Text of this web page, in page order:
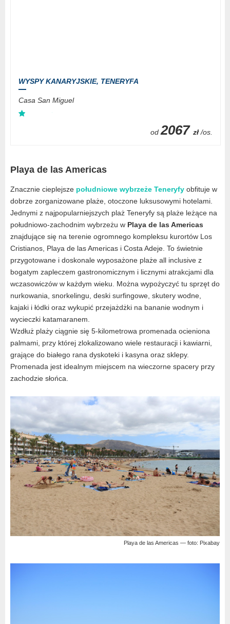
WYSPY KANARYJSKIE, TENERYFA
Casa San Miguel
od 2067 zł /os.
Playa de las Americas
Znacznie cieplejsze południowe wybrzeże Teneryfy obfituje w
dobrze zorganizowane plaże, otoczone luksusowymi hotelami.
Jednymi z najpopularniejszych plaż Teneryfy są plaże leżące na
południowo-zachodnim wybrzeżu w Playa de las Americas
znajdujące się na terenie ogromnego kompleksu kurortów Los
Cristianos, Playa de las Americas i Costa Adeje. To świetnie
przygotowane i doskonale wyposażone plaże all inclusive z
bogatym zapleczem gastronomicznym i licznymi atrakcjami dla
wczasowiczów w każdym wieku. Można wypożyczyć tu sprzęt do
nurkowania, snorkelingu, deski surfingowe, skutery wodne,
kajaki i łódki oraz wykupić przejażdżki na bananie wodnym i
wycieczki katamaranem.
Wzdłuż plaży ciągnie się 5-kilometrowa promenada ocieniona
palmami, przy której zlokalizowano wiele restauracji i kawiarni,
grające do białego rana dyskoteki i kasyna oraz sklepy.
Promenada jest idealnym miejscem na wieczorne spacery przy
zachodzie słońca.
Playa de las Americas — foto: Pixabay